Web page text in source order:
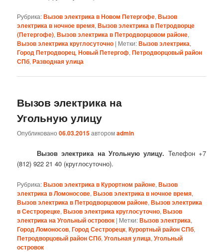
Рубрика:Вызов электрика в Новом Петергофе,Вызов
электрика в ночное время,Вызов электрика в Петродворце
(Петергофе),Вызов электрика в Петродворцовом районе,
Вызов электрика круглосуточно | Метки:Вызов электрика,
Город Петродворец,Новый Петергоф,Петродворцовый район
СПб,Разводная улица
Вызов электрика на
Угольную улицу
Опубликовано06.03.2015авторомadmin
Вызов электрика на Угольную улицу. Телефон +7
(812) 922 21 40 (круглосуточно).
Рубрика:Вызов электрика в Курортном районе,Вызов
электрика в Ломоносове,Вызов электрика в ночное время,
Вызов электрика в Петродворцовом районе,Вызов электрика
в Сестрорецке,Вызов электрика круглосуточно,Вызов
электрика на Угольный островок | Метки:Вызов электрика,
Город Ломоносов,Город Сестрорецк,Курортный район СПб,
Петродворцовый район СПб,Угольная улица,Угольный
островок